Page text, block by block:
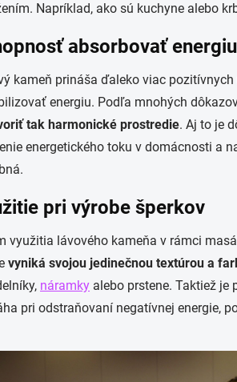
Napríklad, ako sú kuchyne alebo
absorbovať energiu
kameň prináša ďaleko viac
energiu. Podľa mnohých
tak harmonické prostredie. Aj to je
energetického toku v domácnosti a
pri výrobe šperkov
využitia lávového kameňa v rámci
vyniká svojou jedinečnou textúrou a
náramky alebo prstene. Taktiež je
pri odstraňovaní negatívnej energie,